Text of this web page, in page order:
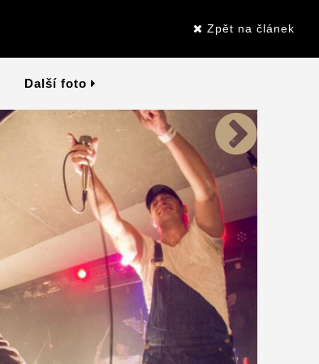
Zpět na článek
Další foto